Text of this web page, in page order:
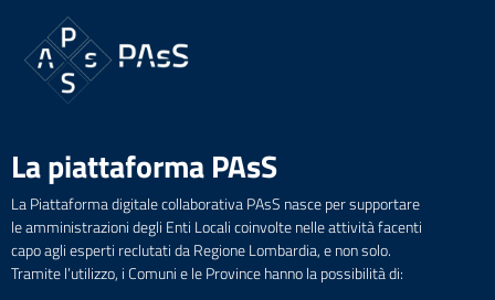
La piattaforma PAsS
La Piattaforma digitale collaborativa PAsS nasce per supportare
le amministrazioni degli Enti Locali coinvolte nelle attività facenti
capo agli esperti reclutati da Regione Lombardia, e non solo.
Tramite l’utilizzo, i Comuni e le Province hanno la possibilità di: